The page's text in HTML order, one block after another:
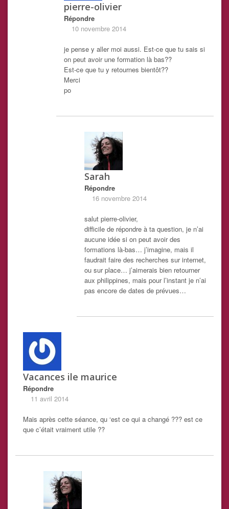
pierre-olivier
Répondre
10 novembre 2014
je pense y aller moi aussi. Est-ce que tu sais si
on peut avoir une formation là bas??
Est-ce que tu y retournes bientôt??
Merci
po
Sarah
Répondre
16 novembre 2014
salut pierre-olivier,
difficile de répondre à ta question, je n’ai
aucune idée si on peut avoir des
formations là-bas… j’imagine, mais il
faudrait faire des recherches sur internet,
ou sur place… j’aimerais bien retourner
aux philippines, mais pour l’instant je n’ai
pas encore de dates de prévues…
Vacances ile maurice
Répondre
11 avril 2014
Mais après cette séance, qu ‘est ce qui a changé ??? est ce
que c’était vraiment utile ??